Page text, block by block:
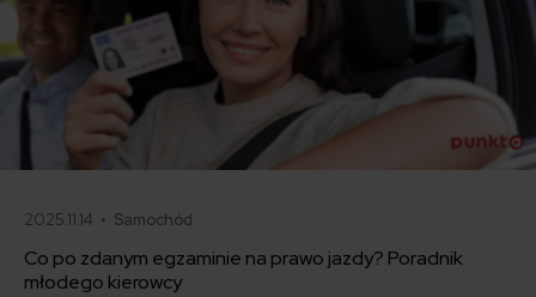
2025.11.14 • Samochód
Co po zdanym egzaminie na prawo jazdy? Poradnik
młodego kierowcy